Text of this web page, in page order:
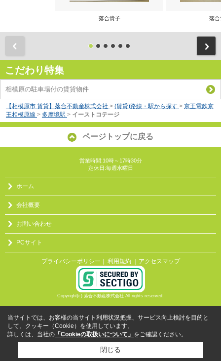
落合貴子 落合
こだわり特集
相模原の駐車場付の賃貸物件
【相模原市 賃貸】落合不動産株式会社 > (賃貸)路線・駅から探す > 京王電鉄京
王相模原線 > 多摩境駅 > イーストコテージ
ページトップに戻る
営業時間:10時～17時30分
定休日:毎週水曜日
ホーム
会社概要
お問い合わせ
PCサイト
プライバシーポリシー 利用規約 ｜アクセスマップ
Copyright(c) 落合不動産株式会社 All rights reserved.
当サイトでは、お客様の当サイト利用状況把握、サービス向上検討を目的と
して、クッキー（Cookie）を使用しています。
詳しくは、当社の 「Cookieの取扱いについて」 をご確認ください。
閉じる